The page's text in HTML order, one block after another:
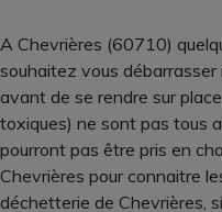
A Chevrières (60710)
souhaitez vous
avant de se rendre sur
toxiques) ne sont pas tous
pourront pas être pris en
Chevrières pour connaitre
déchetterie de Chevrières,